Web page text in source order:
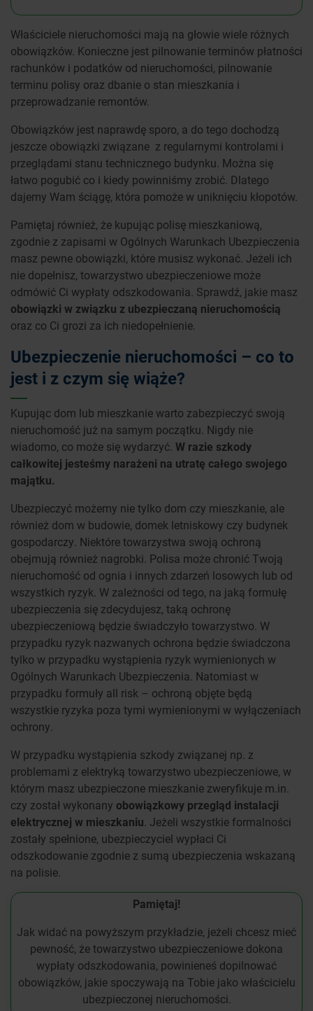
Właściciele nieruchomości mają na głowie wiele różnych
obowiązków. Konieczne jest pilnowanie terminów płatności
rachunków i podatków od nieruchomości, pilnowanie
terminu polisy oraz dbanie o stan mieszkania i
przeprowadzanie remontów.
Obowiązków jest naprawdę sporo, a do tego dochodzą
jeszcze obowiązki związane z regularnymi kontrolami i
przeglądami stanu technicznego budynku. Można się
łatwo pogubić co i kiedy powinniśmy zrobić. Dlatego
dajemy Wam ściągę, która pomoże w uniknięciu kłopotów.
Pamiętaj również, że kupując polisę mieszkaniową,
zgodnie z zapisami w Ogólnych Warunkach Ubezpieczenia
masz pewne obowiązki, które musisz wykonać. Jeżeli ich
nie dopełnisz, towarzystwo ubezpieczeniowe może
odmówić Ci wypłaty odszkodowania. Sprawdź, jakie masz
obowiązki w związku z ubezpieczaną nieruchomością
oraz co Ci grozi za ich niedopełnienie.
Ubezpieczenie nieruchomości – co to
jest i z czym się wiąże?
Kupując dom lub mieszkanie warto zabezpieczyć swoją
nieruchomość już na samym początku. Nigdy nie
wiadomo, co może się wydarzyć. W razie szkody
całkowitej jesteśmy narażeni na utratę całego swojego
majątku.
Ubezpieczyć możemy nie tylko dom czy mieszkanie, ale
również dom w budowie, domek letniskowy czy budynek
gospodarczy. Niektóre towarzystwa swoją ochroną
obejmują również nagrobki. Polisa może chronić Twoją
nieruchomość od ognia i innych zdarzeń losowych lub od
wszystkich ryzyk. W zależności od tego, na jaką formułę
ubezpieczenia się zdecydujesz, taką ochronę
ubezpieczeniową będzie świadczyło towarzystwo. W
przypadku ryzyk nazwanych ochrona będzie świadczona
tylko w przypadku wystąpienia ryzyk wymienionych w
Ogólnych Warunkach Ubezpieczenia. Natomiast w
przypadku formuły all risk – ochroną objęte będą
wszystkie ryzyka poza tymi wymienionymi w wyłączeniach
ochrony.
W przypadku wystąpienia szkody związanej np. z
problemami z elektryką towarzystwo ubezpieczeniowe, w
którym masz ubezpieczone mieszkanie zweryfikuje m.in.
czy został wykonany obowiązkowy przegląd instalacji
elektrycznej w mieszkaniu. Jeżeli wszystkie formalności
zostały spełnione, ubezpieczyciel wypłaci Ci
odszkodowanie zgodnie z sumą ubezpieczenia wskazaną
na polisie.
Pamiętaj!
Jak widać na powyższym przykładzie, jeżeli chcesz mieć
pewność, że towarzystwo ubezpieczeniowe dokona
wypłaty odszkodowania, powinieneś dopilnować
obowiązków, jakie spoczywają na Tobie jako właścicielu
ubezpieczonej nieruchomości.